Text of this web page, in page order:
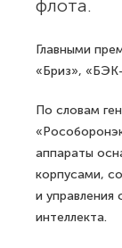
флота.
Главными
«Бриз»,
По словам
аппараты
корпусами,
и управления
интеллекта.